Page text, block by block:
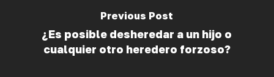
Previous Post
¿Es posible desheredar a un hijo o
cualquier otro heredero forzoso?